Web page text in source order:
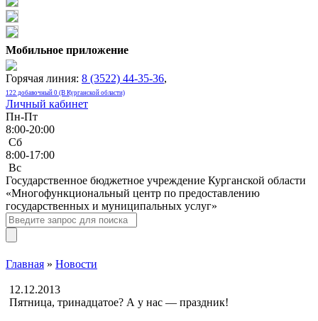
Мобильное приложение
Горячая линия: 8 (3522) 44-35-36,
122 добавочный 0 (В Курганской области)
Личный кабинет
Пн-Пт
8:00-20:00
Сб
8:00-17:00
Bc
Государственное бюджетное учреждение Курганской области
«Многофункциональный центр по предоставлению
государственных и муниципальных услуг»
Главная » Новости
12.12.2013
Пятница, тринадцатое? А у нас — праздник!